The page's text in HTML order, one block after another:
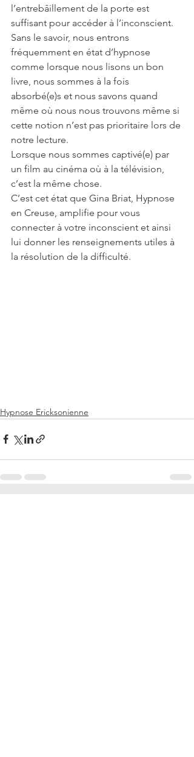
l’entrebâillement de la porte est
suffisant pour accéder à l’inconscient.
Sans le savoir, nous entrons
fréquemment en état d’hypnose
comme lorsque nous lisons un bon
livre, nous sommes à la fois
absorbé(e)s et nous savons quand
même où nous nous trouvons même si
cette notion n’est pas prioritaire lors de
notre lecture.
Lorsque nous sommes captivé(e) par
un film au cinéma où à la télévision,
c’est la même chose.
C’est cet état que Gina Briat, Hypnose
en Creuse, amplifie pour vous
connecter à votre inconscient et ainsi
lui donner les renseignements utiles à
la résolution de la difficulté.
Hypnose Ericksonienne